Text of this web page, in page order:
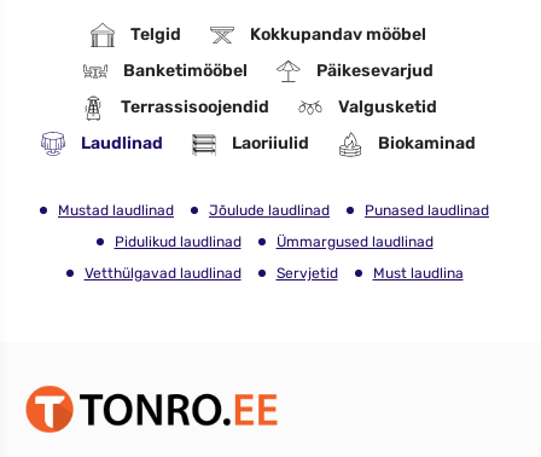
Telgid
Kokkupandav mööbel
Banketimööbel
Päikesevarjud
Terrassisoojendid
Valgusketid
Laudlinad
Laoriiulid Biokaminad
Mustad laudlinad Jõulude laudlinad
Punased laudlinad
Pidulikud laudlinad
Ümmargused laudlinad
Vetthülgavad laudlinad
Servjetid Must laudlina